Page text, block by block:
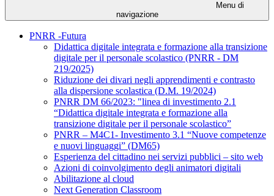
Menu di
navigazione
PNRR -Futura
Didattica digitale integrata e formazione alla transizione
digitale per il personale scolastico (PNRR - DM
219/2025)
Riduzione dei divari negli apprendimenti e contrasto
alla dispersione scolastica (D.M. 19/2024)
PNRR DM 66/2023: "linea di investimento 2.1
“Didattica digitale integrata e formazione alla
transizione digitale per il personale scolastico”
PNRR – M4C1- Investimento 3.1 “Nuove competenze
e nuovi linguaggi” (DM65)
Esperienza del cittadino nei servizi pubblici – sito web
Azioni di coinvolgimento degli animatori digitali
Abilitazione al cloud
Next Generation Classroom